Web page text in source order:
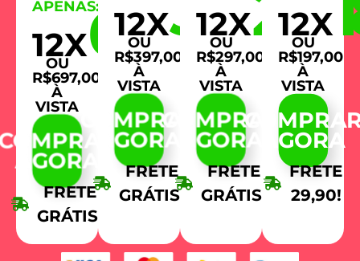
APENAS:
12X69,98
OU
R$697,00
À
VISTA
AGORA
FRETE
GRÁTIS!
12X
OU
R$397,00
À
VISTA
COMPRAR
AGORA
FRETE
GRÁTIS!
12X
OU
R$297,00
À
VISTA
COMPRAR
AGORA
FRETE
GRÁTIS!
12X
OU
R$197,00
À
VISTA
AGORA
FRETE
29,90!